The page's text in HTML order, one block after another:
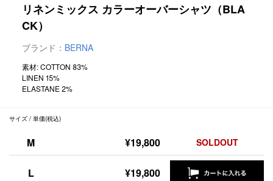
リネンミックス カラーオーバーシャツ（BLA
CK）
ブランド： BERNA
素材: COTTON 83%
LINEN 15%
ELASTANE 2%
サイズ / 単価(税込)
M ¥19,800 SOLDOUT
L ¥19,800